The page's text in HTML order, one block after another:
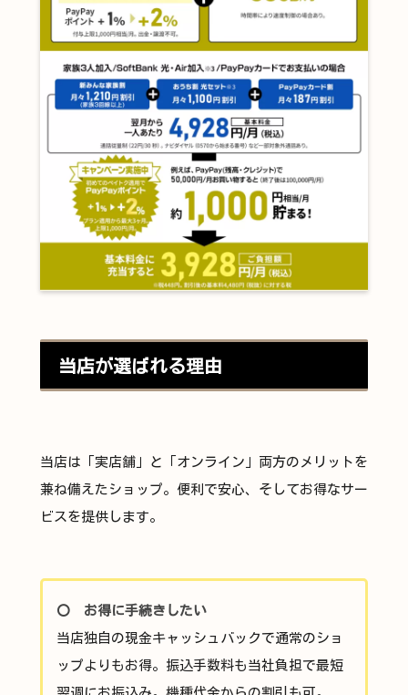
当店が選ばれる理由
当店は「実店舗」と「オンライン」両方のメリットを
兼ね備えたショップ。便利で安心、そしてお得なサー
ビスを提供します。
〇 お得に手続きしたい
当店独自の現金キャッシュバックで通常のショ
ップよりもお得。振込手数料も当社負担で最短